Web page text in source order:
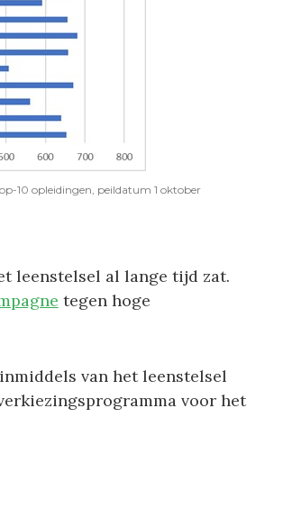
10 opleidingen, peildatum 1 oktober
leenstelsel al lange tijd zat.
tegen hoge
van het leenstelsel
voor het